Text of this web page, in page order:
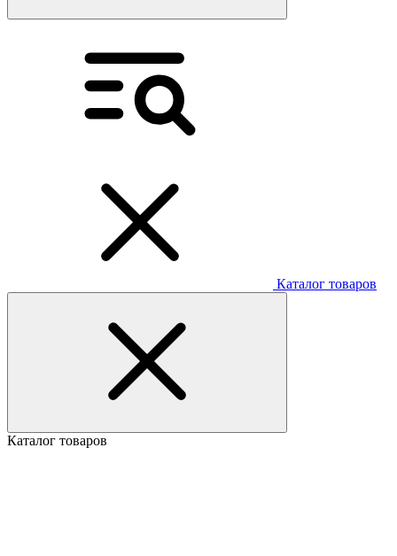
Каталог товаров
Каталог товаров